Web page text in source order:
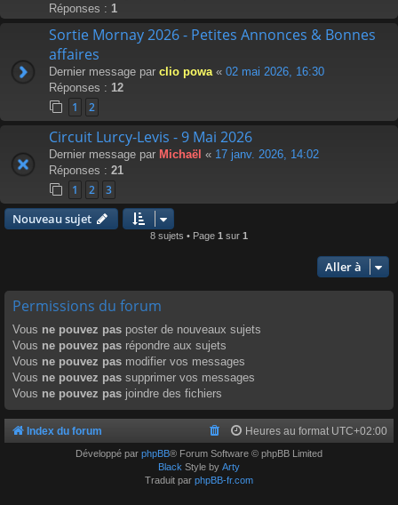
Réponses : 1
Sortie Mornay 2026 - Petites Annonces & Bonnes
affaires
Dernier message par clio powa « 02 mai 2026, 16:30
Réponses : 12
1 2
Circuit Lurcy-Levis - 9 Mai 2026
Dernier message par Michaël « 17 janv. 2026, 14:02
Réponses : 21
1 2 3
Nouveau sujet
8 sujets • Page 1 sur 1
Aller à
Permissions du forum
Vous ne pouvez pas poster de nouveaux sujets
Vous ne pouvez pas répondre aux sujets
Vous ne pouvez pas modifier vos messages
Vous ne pouvez pas supprimer vos messages
Vous ne pouvez pas joindre des fichiers
Index du forum Heures au format UTC+02:00
Développé par phpBB® Forum Software © phpBB Limited
Black Style by Arty
Traduit par phpBB-fr.com